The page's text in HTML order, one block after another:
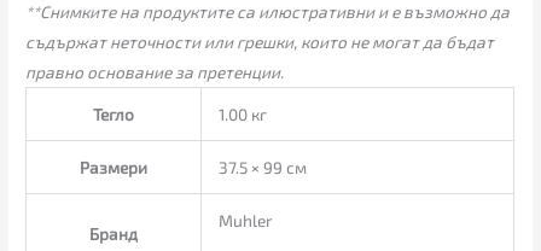
**Снимките на продуктите са илюстративни и е възможно да
съдържат неточности или грешки, които не могат да бъдат
правно основание за претенции.
Тегло 1.00 кг
Размери 37.5 × 99 см
Бранд
Muhler